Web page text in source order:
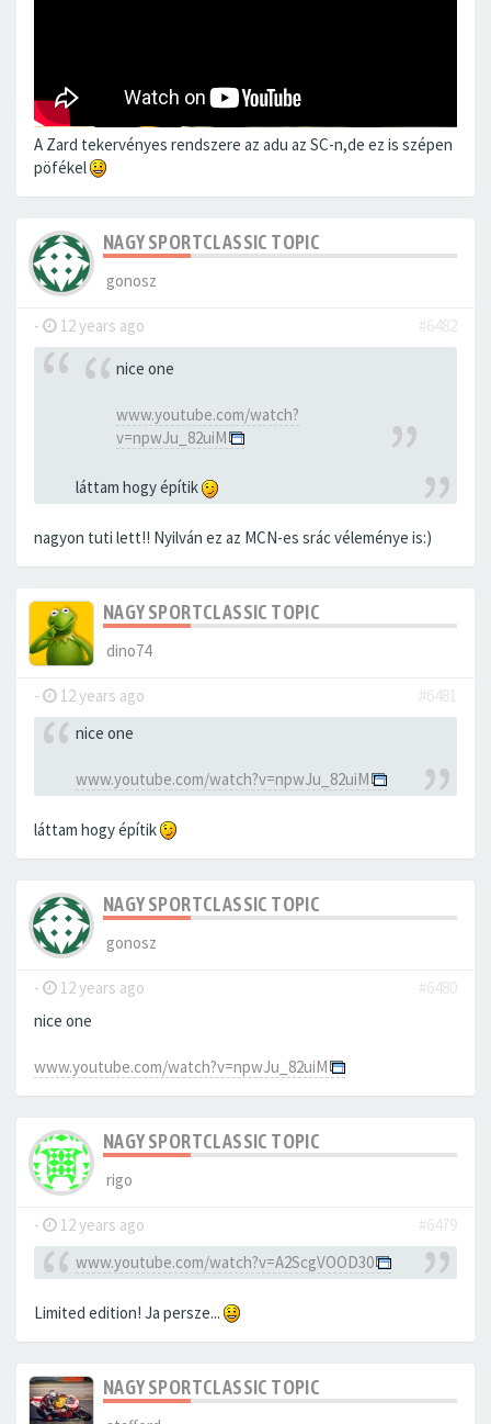
A Zard tekervényes rendszere az adu az SC-n,de ez is szépen
pöfékel
NAGY SPORTCLASSIC TOPIC
gonosz
- 12 years ago #6482
nice one
www.youtube.com/watch?
v=npwJu_82uiM
láttam hogy építik
nagyon tuti lett!! Nyilván ez az MCN-es srác véleménye is:)
NAGY SPORTCLASSIC TOPIC
dino74
- 12 years ago
#6481
nice one
www.youtube.com/watch?v=npwJu_82uiM
láttam hogy építik
NAGY SPORTCLASSIC TOPIC
gonosz
- 12 years ago
#6480
nice one
www.youtube.com/watch?v=npwJu_82uiM
NAGY SPORTCLASSIC TOPIC
rigo
- 12 years ago
#6479
www.youtube.com/watch?v=A2ScgVOOD30
Limited edition! Ja persze...
NAGY SPORTCLASSIC TOPIC